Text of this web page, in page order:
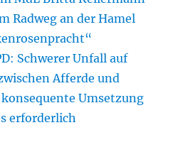
Radweg an der Hamel
Schwerer Unfall auf
Afferde und
Umsetzung
erforderlich